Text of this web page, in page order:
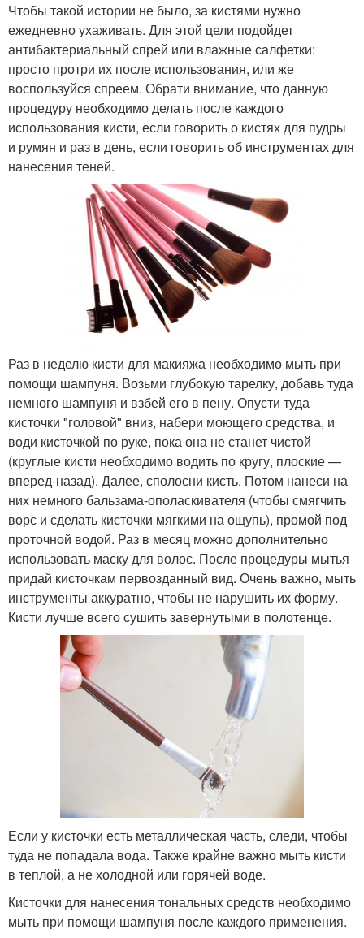
Чтобы такой истории не было, за кистями нужно
ежедневно ухаживать. Для этой цели подойдет
антибактериальный спрей или влажные салфетки:
просто протри их после использования, или же
воспользуйся спреем. Обрати внимание, что данную
процедуру необходимо делать после каждого
использования кисти, если говорить о кистях для пудры
и румян и раз в день, если говорить об инструментах для
нанесения теней.
Раз в неделю кисти для макияжа необходимо мыть при
помощи шампуня. Возьми глубокую тарелку, добавь туда
немного шампуня и взбей его в пену. Опусти туда
кисточки "головой" вниз, набери моющего средства, и
води кисточкой по руке, пока она не станет чистой
(круглые кисти необходимо водить по кругу, плоские —
вперед-назад). Далее, сполосни кисть. Потом нанеси на
них немного бальзама-ополаскивателя (чтобы смягчить
ворс и сделать кисточки мягкими на ощупь), промой под
проточной водой. Раз в месяц можно дополнительно
использовать маску для волос. После процедуры мытья
придай кисточкам первозданный вид. Очень важно, мыть
инструменты аккуратно, чтобы не нарушить их форму.
Кисти лучше всего сушить завернутыми в полотенце.
Если у кисточки есть металлическая часть, следи, чтобы
туда не попадала вода. Также крайне важно мыть кисти
в теплой, а не холодной или горячей воде.
Кисточки для нанесения тональных средств необходимо
мыть при помощи шампуня после каждого применения.